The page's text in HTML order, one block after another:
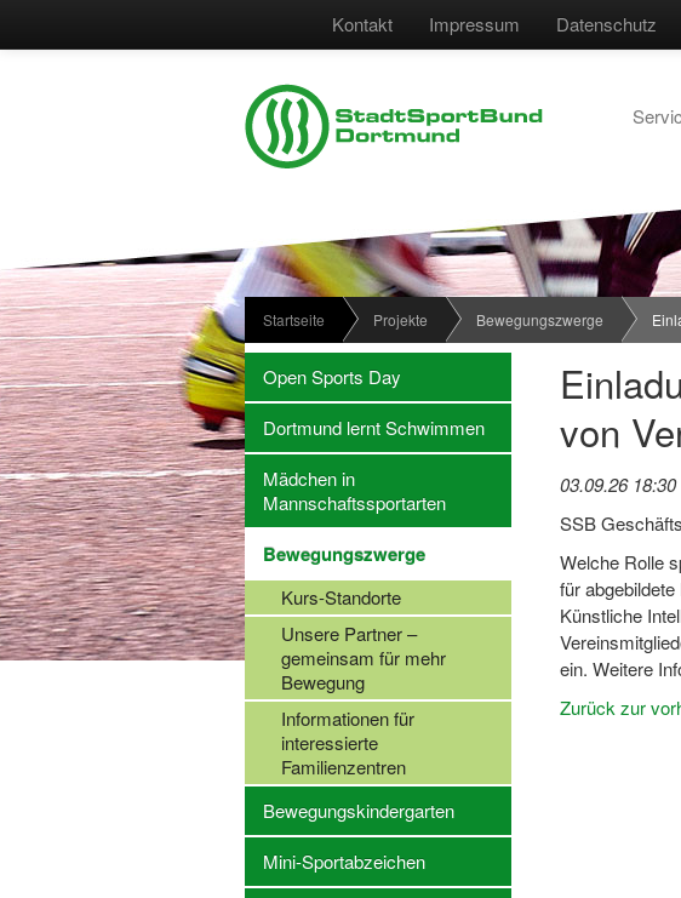
Kontakt Impressum Datenschutz
Startseite Projekte Bewegungszwerge
Open Sports Day
Dortmund lernt Schwimmen
Mädchen in
Mannschaftssportarten
Bewegungszwerge
Kurs-Standorte
Unsere Partner –
gemeinsam für mehr
Bewegung
Informationen für
interessierte
Familienzentren
Bewegungskindergarten
Mini-Sportabzeichen
von
03.09.26
SSB
Welche Rolle
für
Künstliche
ein. Weitere
Zurück zur